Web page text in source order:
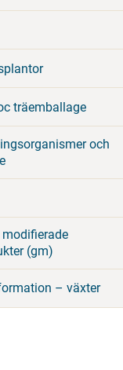
träemballage
och
modifierade
(gm)
– växter